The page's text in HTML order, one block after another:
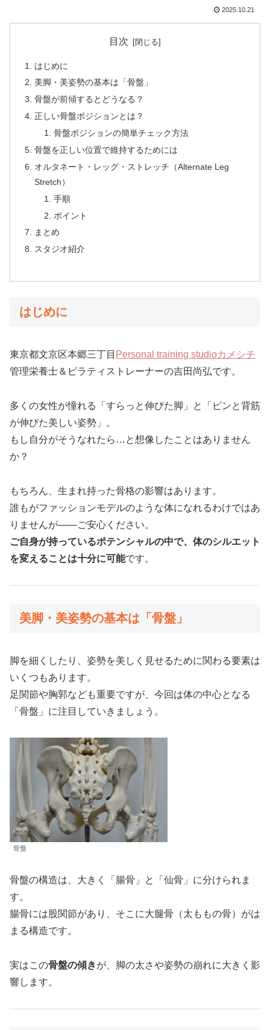
2025.10.21
目次
はじめに
美脚・美姿勢の基本は「骨盤」
骨盤が前傾するとどうなる？
正しい骨盤ポジションとは？
骨盤ポジションの簡単チェック方法
骨盤を正しい位置で維持するためには
オルタネート・レッグ・ストレッチ（Alternate Leg
Stretch）
手順
ポイント
まとめ
スタジオ紹介
はじめに
東京都文京区本郷三丁目 Personal training studioカメシチ
管理栄養士＆ピラティストレーナーの吉田尚弘です。
多くの女性が憧れる「すらっと伸びた脚」と「ピンと背筋
が伸びた美しい姿勢」。
もし自分がそうなれたら…と想像したことはありません
か？
もちろん、生まれ持った骨格の影響はあります。
誰もがファッションモデルのような体になれるわけではあ
りませんが——ご安心ください。
ご自身が持っているポテンシャルの中で、体のシルエット
を変えることは十分に可能です。
美脚・美姿勢の基本は「骨盤」
脚を細くしたり、姿勢を美しく見せるために関わる要素は
いくつもあります。
足関節や胸郭なども重要ですが、今回は体の中心となる
「骨盤」に注目していきましょう。
骨盤
骨盤の構造は、大きく「腸骨」と「仙骨」に分けられま
す。
腸骨には股関節があり、そこに大腿骨（太ももの骨）がは
まる構造です。
実はこの骨盤の傾きが、脚の太さや姿勢の崩れに大きく影
響します。